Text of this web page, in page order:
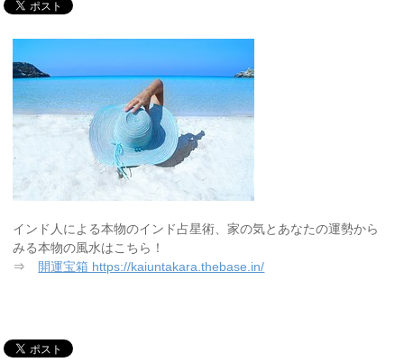
インド人による本物のインド占星術、家の気とあなたの運勢から
みる本物の風水はこちら！
⇒ 開運宝箱 https://kaiuntakara.thebase.in/